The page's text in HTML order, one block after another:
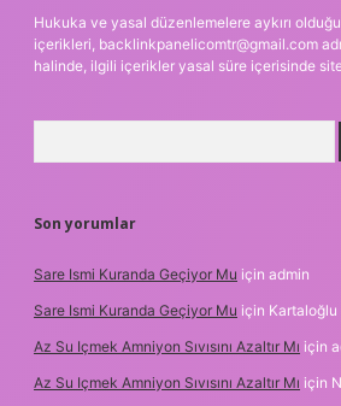
Hukuka ve yasal düzenlemelere aykırı
içerikleri, backlinkpanelicomtr@gmail.com
halinde, ilgili içerikler yasal süre içerisinde
Son yorumlar
Sare Ismi Kuranda Geçiyor Mu için admin
Sare Ismi Kuranda Geçiyor Mu için Kartaloğlu
Az Su Içmek Amniyon Sıvısını Azaltır Mı için
Az Su Içmek Amniyon Sıvısını Azaltır Mı için